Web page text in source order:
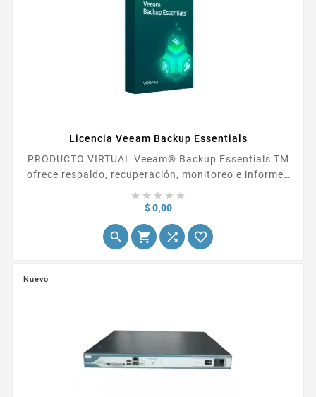
Licencia Veeam Backup Essentials
PRODUCTO VIRTUAL Veeam® Backup Essentials TM
ofrece respaldo, recuperación, monitoreo e informes
potentes, asequibles y fáciles de usar para cargas de
trabajo virtuales, incluidos VMware vSphere,
    
$ 0,00Precio
   
Nuevo